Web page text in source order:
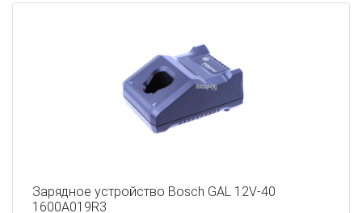
Зарядное устройство Bosch GAL 12V-40
1600A019R3